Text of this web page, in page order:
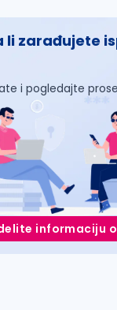
li zarađujete
i pogledajte
informaciju